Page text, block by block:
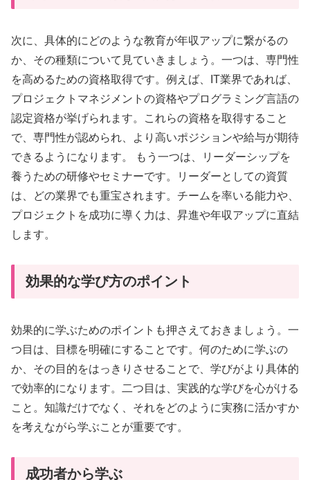
次に、具体的にどのような教育が年収アップに繋がるの
か、その種類について見ていきましょう。一つは、専門性
を高めるための資格取得です。例えば、IT業界であれば、
プロジェクトマネジメントの資格やプログラミング言語の
認定資格が挙げられます。これらの資格を取得すること
で、専門性が認められ、より高いポジションや給与が期待
できるようになります。 もう一つは、リーダーシップを
養うための研修やセミナーです。リーダーとしての資質
は、どの業界でも重宝されます。チームを率いる能力や、
プロジェクトを成功に導く力は、昇進や年収アップに直結
します。
効果的な学び方のポイント
効果的に学ぶためのポイントも押さえておきましょう。一
つ目は、目標を明確にすることです。何のために学ぶの
か、その目的をはっきりさせることで、学びがより具体的
で効率的になります。二つ目は、実践的な学びを心がける
こと。知識だけでなく、それをどのように実務に活かすか
を考えながら学ぶことが重要です。
成功者から学ぶ